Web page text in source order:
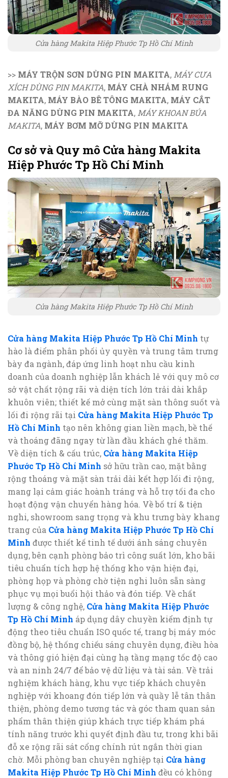
Cửa hàng Makita Hiệp Phước Tp Hồ Chí Minh
>> MÁY TRỘN SƠN DÙNG PIN MAKITA, MÁY CƯA
XÍCH DÙNG PIN MAKITA, MÁY CHÀ NHÁM RUNG
MAKITA, MÁY BÀO BÊ TÔNG MAKITA, MÁY CẮT
ĐA NĂNG DÙNG PIN MAKITA, MÁY KHOAN BÚA
MAKITA, MÁY BƠM MỠ DÙNG PIN MAKITA
Cơ sở và Quy mô Cửa hàng Makita
Hiệp Phước Tp Hồ Chí Minh
Cửa hàng Makita Hiệp Phước Tp Hồ Chí Minh
Cửa hàng Makita Hiệp Phước Tp Hồ Chí Minh tự
hào là điểm phân phối ủy quyền và trung tâm trưng
bày đa ngành, đáp ứng linh hoạt nhu cầu kinh
doanh của doanh nghiệp lẫn khách lẻ với quy mô cơ
sở vật chất rộng rãi và diện tích lớn trải dài khắp
khuôn viên; thiết kế mở cùng mặt sàn thông suốt và
lối đi rộng rãi tại Cửa hàng Makita Hiệp Phước Tp
Hồ Chí Minh tạo nên không gian liền mạch, bề thế
và thoáng đãng ngay từ lần đầu khách ghé thăm.
Về diện tích & cấu trúc, Cửa hàng Makita Hiệp
Phước Tp Hồ Chí Minh sở hữu trần cao, mặt bằng
rộng thoáng và mặt sàn trải dài kết hợp lối đi rộng,
mang lại cảm giác hoành tráng và hỗ trợ tối đa cho
hoạt động vận chuyển hàng hóa. Về bố trí & tiện
nghi, showroom sang trọng và khu trưng bày khang
trang của Cửa hàng Makita Hiệp Phước Tp Hồ Chí
Minh được thiết kế tinh tế dưới ánh sáng chuyên
dụng, bên cạnh phòng bảo trì công suất lớn, kho bãi
tiêu chuẩn tích hợp hệ thống kho vận hiện đại,
phòng họp và phòng chờ tiện nghi luôn sẵn sàng
phục vụ mọi buổi hội thảo và đón tiếp. Về chất
lượng & công nghệ, Cửa hàng Makita Hiệp Phước
Tp Hồ Chí Minh áp dụng dây chuyền kiểm định tự
động theo tiêu chuẩn ISO quốc tế, trang bị máy móc
đồng bộ, hệ thống chiếu sáng chuyên dụng, điều hòa
và thông gió hiện đại cùng hạ tầng mạng tốc độ cao
và an ninh 24/7 để bảo vệ dữ liệu và tài sản. Về trải
nghiệm khách hàng, khu vực tiếp khách chuyên
nghiệp với khoang đón tiếp lớn và quầy lễ tân thân
thiện, phòng demo tương tác và góc tham quan sản
phẩm thân thiện giúp khách trực tiếp khám phá
tính năng trước khi quyết định đầu tư, trong khi bãi
đỗ xe rộng rãi sát cổng chính rút ngắn thời gian
chờ. Mỗi phòng ban chuyên nghiệp tại Cửa hàng
Makita Hiệp Phước Tp Hồ Chí Minh đều có không